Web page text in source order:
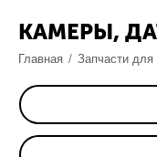
КАМЕРЫ,
Главная / Запчасти для